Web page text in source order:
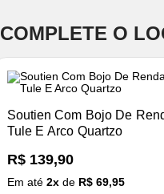
COMPLETE O
Soutien Com Bojo De
Tule E Arco Quartzo
R$ 139,90
Em até 2x de R$ 69,95